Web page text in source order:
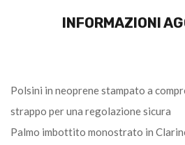
INFORMAZIONI
Polsini in neoprene stampato a
strappo per una regolazione sicura
Palmo imbottito monostrato in